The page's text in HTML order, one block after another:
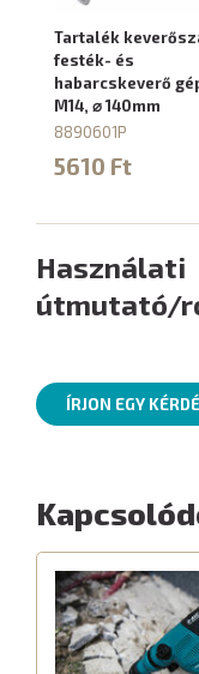
Tartalék
festék- és
habarcskeverő
M14, ⌀ 140mm
8890601P
5610 Ft
Használati
útmutató/
ÍRJON EGY